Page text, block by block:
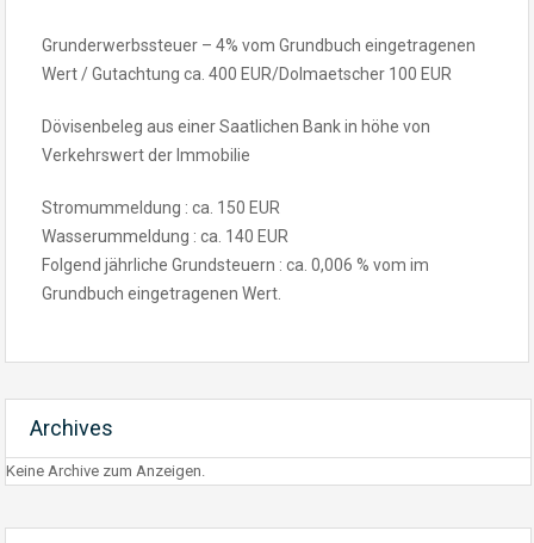
Grunderwerbssteuer – 4% vom Grundbuch eingetragenen
Wert / Gutachtung ca. 400 EUR/Dolmaetscher 100 EUR
Dövisenbeleg aus einer Saatlichen Bank in höhe von
Verkehrswert der Immobilie
Stromummeldung : ca. 150 EUR
Wasserummeldung : ca. 140 EUR
Folgend jährliche Grundsteuern : ca. 0,006 % vom im
Grundbuch eingetragenen Wert.
Archives
Keine Archive zum Anzeigen.